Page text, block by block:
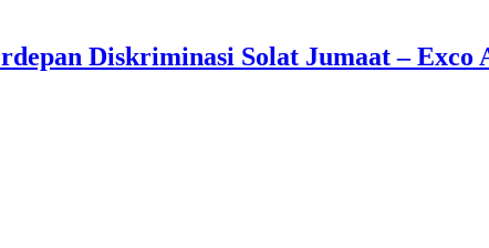
Diskriminasi Solat Jumaat – Exco